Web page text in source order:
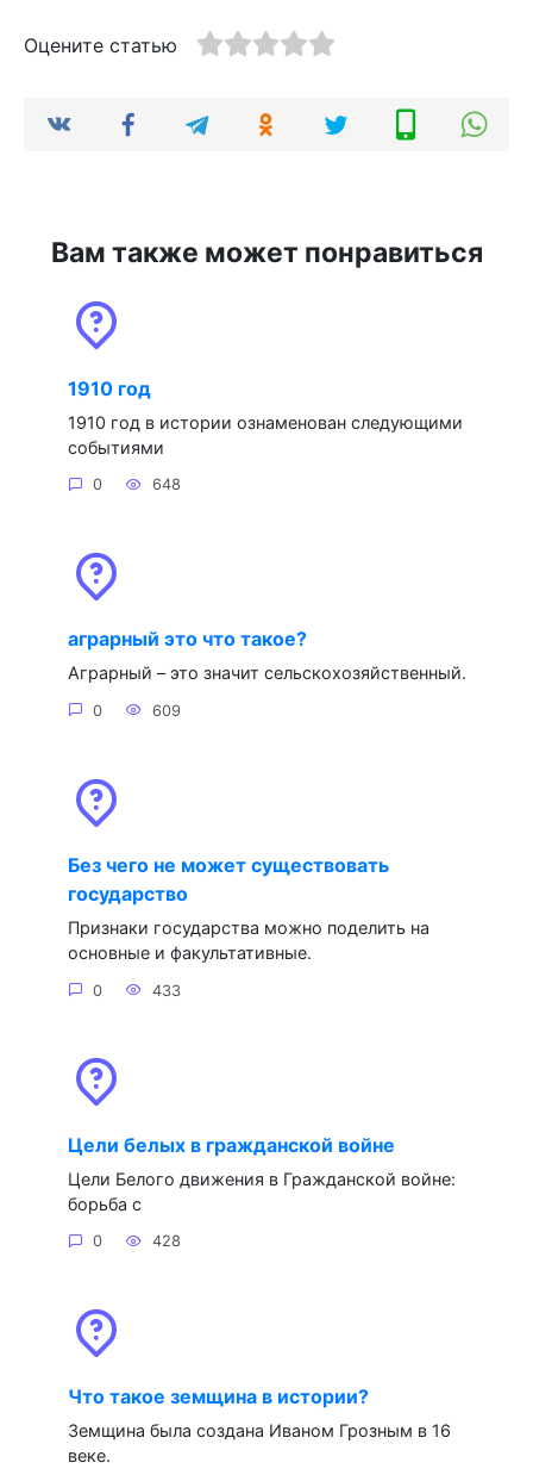
Оцените статью
Вам также может понравиться
1910 год
1910 год в истории ознаменован следующими
событиями
0 648
аграрный это что такое?
Аграрный – это значит сельскохозяйственный.
0 609
Без чего не может существовать
государство
Признаки государства можно поделить на
основные и факультативные.
0 433
Цели белых в гражданской войне
Цели Белого движения в Гражданской войне:
борьба с
0 428
Что такое земщина в истории?
Земщина была создана Иваном Грозным в 16
веке.